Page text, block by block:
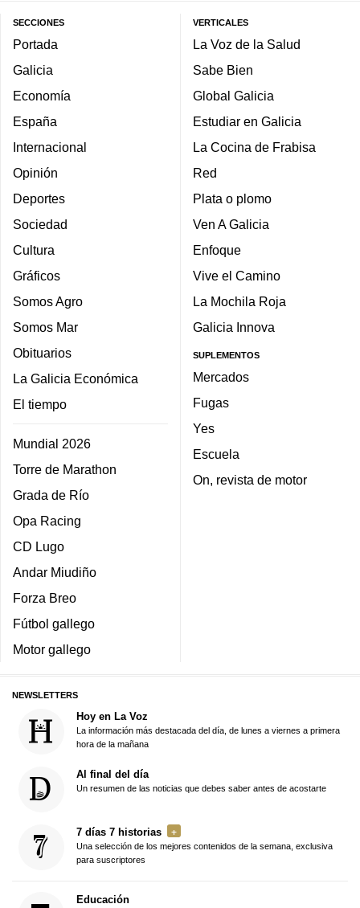
SECCIONES
Portada
Galicia
Economía
España
Internacional
Opinión
Deportes
Sociedad
Cultura
Gráficos
Somos Agro
Somos Mar
Obituarios
La Galicia Económica
El tiempo
Mundial 2026
Torre de Marathon
Grada de Río
Opa Racing
CD Lugo
Andar Miudiño
Forza Breo
Fútbol gallego
Motor gallego
VERTICALES
La Voz de la Salud
Sabe Bien
Global Galicia
Estudiar en Galicia
La Cocina de Frabisa
Red
Plata o plomo
Ven A Galicia
Enfoque
Vive el Camino
La Mochila Roja
Galicia Innova
SUPLEMENTOS
Mercados
Fugas
Yes
Escuela
On, revista de motor
NEWSLETTERS
Hoy en La Voz
La información más destacada del día, de lunes a viernes a primera
hora de la mañana
Al final del día
Un resumen de las noticias que debes saber antes de acostarte
7 días 7 historias
Una selección de los mejores contenidos de la semana, exclusiva
para suscriptores
Educación